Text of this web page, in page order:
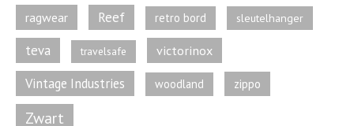
ragwear Reef retro bord sleutelhanger
teva travelsafe victorinox
Vintage Industries woodland zippo
Zwart